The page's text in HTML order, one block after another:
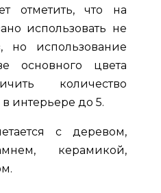
отметить, что на
использовать не
но использование
основного цвета
количество
интерьере до 5.
с деревом,
керамикой,